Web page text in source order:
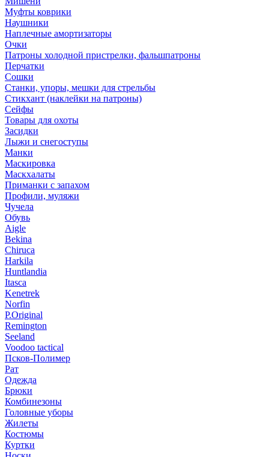
Муфты коврики
Наушники
Наплечные амортизаторы
Очки
Патроны холодной пристрелки, фальшпатроны
Перчатки
Сошки
Станки, упоры, мешки для стрельбы
Стикхант (наклейки на патроны)
Сейфы
Товары для охоты
Засидки
Лыжи и снегоступы
Манки
Маскировка
Маскхалаты
Приманки с запахом
Профили, муляжи
Чучела
Обувь
Aigle
Bekina
Chiruсa
Harkila
Huntlandia
Itasca
Kenetrek
Norfin
P.Original
Remington
Seeland
Voodoo tactical
Псков-Полимер
Рат
Одежда
Брюки
Комбинезоны
Головные уборы
Жилеты
Костюмы
Куртки